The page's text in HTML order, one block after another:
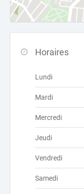
Horaires
Lundi
Mardi
Mercredi
Jeudi
Vendredi
Samedi